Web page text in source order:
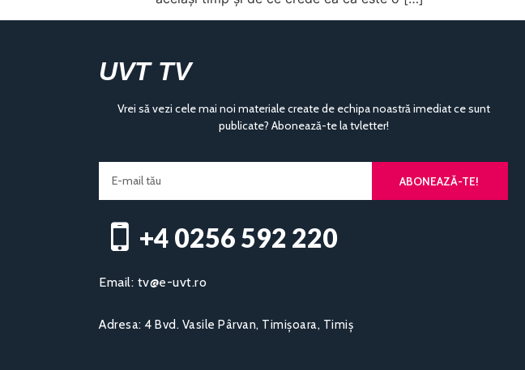
UVT TV
Vrei să vezi cele mai noi materiale create de echipa noastră imediat ce sunt
publicate? Abonează-te la tvletter!
ABONEAZĂ-TE!
+4 0256 592 220​
Email: tv@e-uvt.ro
Adresa: 4 Bvd. Vasile Pârvan, Timișoara, Timiș